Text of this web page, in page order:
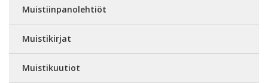
Muistiinpanolehtiöt
Muistikirjat
Muistikuutiot